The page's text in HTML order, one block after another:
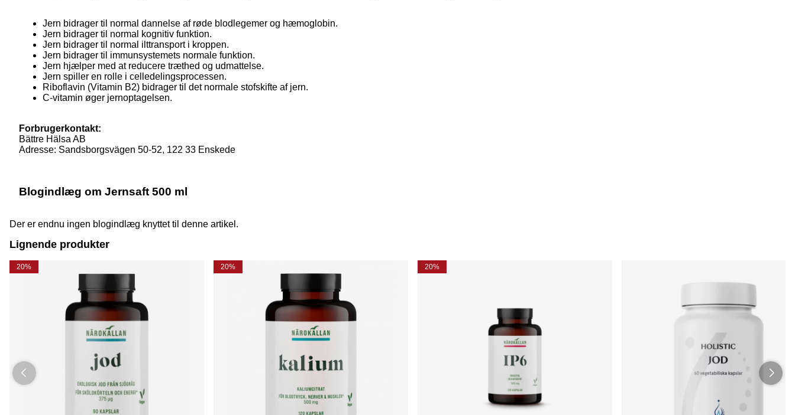
Jern bidrager til normal dannelse af røde blodlegemer og hæmoglobin.
Jern bidrager til normal kognitiv funktion.
Jern bidrager til normal ilttransport i kroppen.
Jern bidrager til immunsystemets normale funktion.
Jern hjælper med at reducere træthed og udmattelse.
Jern spiller en rolle i celledelingsprocessen.
Riboflavin (Vitamin B2) bidrager til det normale stofskifte af jern.
C-vitamin øger jernoptagelsen.
Forbrugerkontakt:
Bättre Hälsa AB
Adresse: Sandsborgsvägen 50-52, 122 33 Enskede
Blogindlæg om Jernsaft 500 ml
Der er endnu ingen blogindlæg knyttet til denne artikel.
Lignende produkter
20% 20% 20%